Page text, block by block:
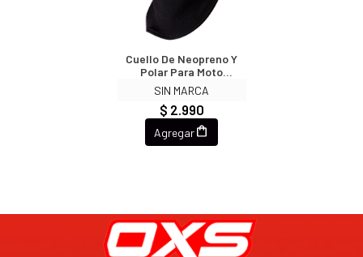
Cuello De Neopreno Y
Polar Para Moto
Bicicleta Running
SIN MARCA
$ 2.990
Agregar